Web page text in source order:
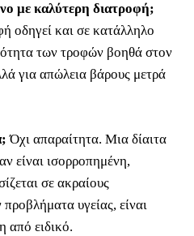
με καλύτερη διατροφή;
οδηγεί και σε κατάλληλο
των τροφών βοηθά στον
για απώλεια βάρους μετρά
Όχι απαραίτητα. Μια δίαιτα
είναι ισορροπημένη,
σε ακραίους
υγείας, είναι
από ειδικό.